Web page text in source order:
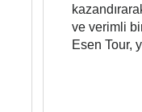
ve verimli
Esen Tour,